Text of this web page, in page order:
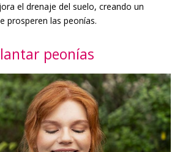
el drenaje del suelo, creando un
prosperen las peonías.
peonías